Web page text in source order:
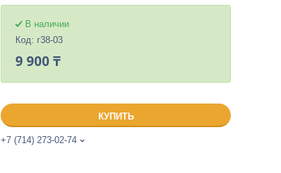
В наличии
Код: г38-03
9 900 ₸
КУПИТЬ
+7 (714) 273-02-74